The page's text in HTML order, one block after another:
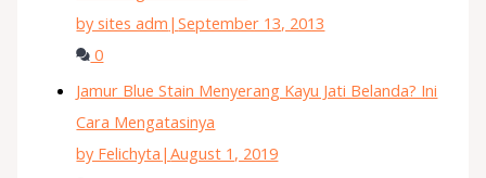
by sites adm |September 13, 2013
0
Jamur Blue Stain Menyerang Kayu Jati Belanda? Ini
Cara Mengatasinya
by Felichyta |August 1, 2019